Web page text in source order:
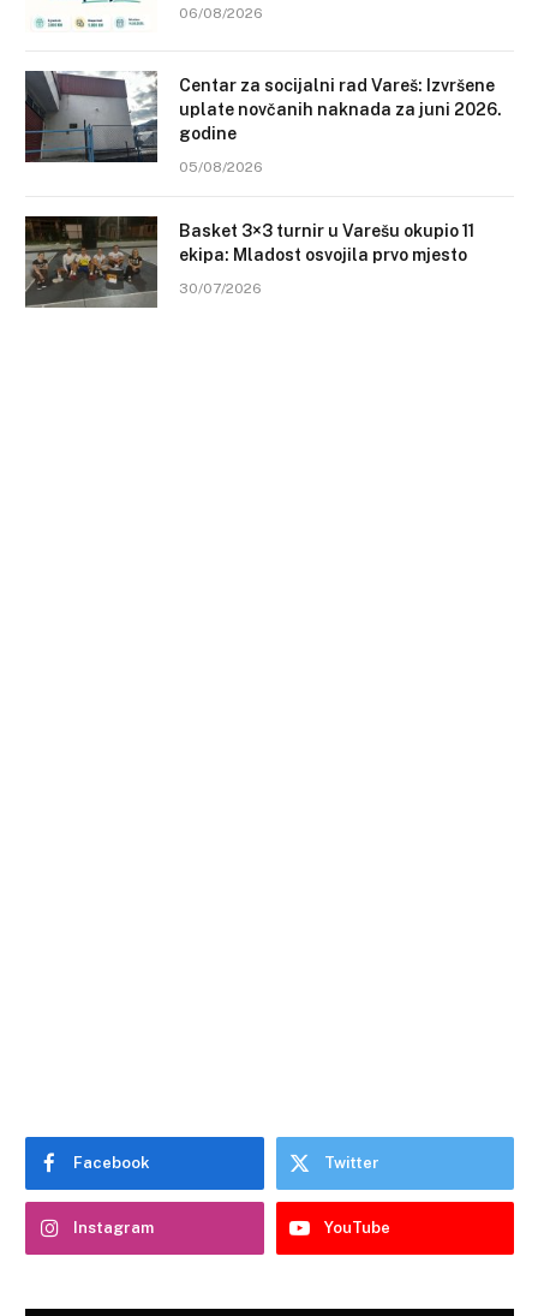
06/08/2026
Centar za socijalni rad Vareš: Izvršene
uplate novčanih naknada za juni 2026.
godine
05/08/2026
Basket 3×3 turnir u Varešu okupio 11
ekipa: Mladost osvojila prvo mjesto
30/07/2026
Facebook Twitter
Instagram YouTube